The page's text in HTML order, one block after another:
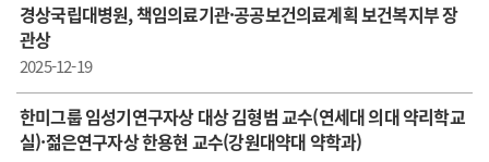
경상국립대병원, 책임의료기관·공공보건의료계획 보건복지부 장
관상
2025-12-19
한미그룹 임성기연구자상 대상 김형범 교수(연세대 의대 약리학교
실)·젊은연구자상 한용현 교수(강원대약대 약학과)